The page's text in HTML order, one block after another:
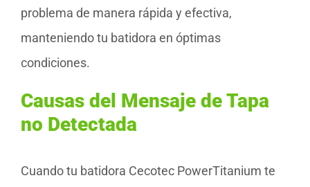
problema de manera rápida y efectiva,
manteniendo tu batidora en óptimas
condiciones.
Causas del Mensaje de Tapa
no Detectada
Cuando tu batidora Cecotec PowerTitanium te